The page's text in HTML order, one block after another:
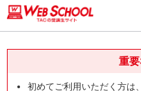
重
初めてご利用いただく方は